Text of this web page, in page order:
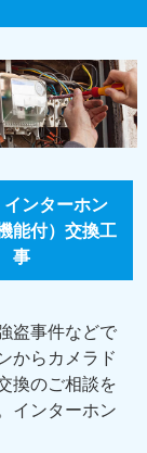
ンターホン
能付）交換工
事
盗事件などで
からカメラド
換のご相談を
インターホン